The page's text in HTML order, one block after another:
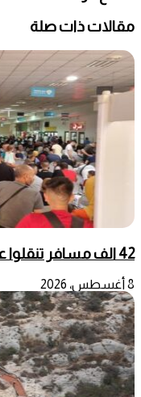
مقالات ذات صلة
42 الف مسافر تنقلوا عبر معبر الكرامة الأسبوع الماضي
8 أغسطس، 2026